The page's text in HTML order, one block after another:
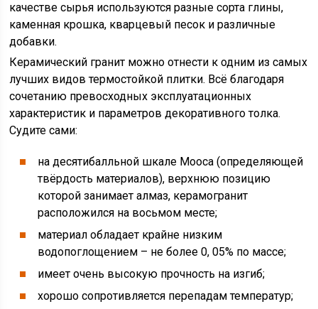
качестве сырья используются разные сорта глины,
каменная крошка, кварцевый песок и различные
добавки.
Керамический гранит можно отнести к одним из самых
лучших видов термостойкой плитки. Всё благодаря
сочетанию превосходных эксплуатационных
характеристик и параметров декоративного толка.
Судите сами:
на десятибалльной шкале Мооса (определяющей
твёрдость материалов), верхнюю позицию
которой занимает алмаз, керамогранит
расположился на восьмом месте;
материал обладает крайне низким
водопоглощением – не более 0, 05% по массе;
имеет очень высокую прочность на изгиб;
хорошо сопротивляется перепадам температур;